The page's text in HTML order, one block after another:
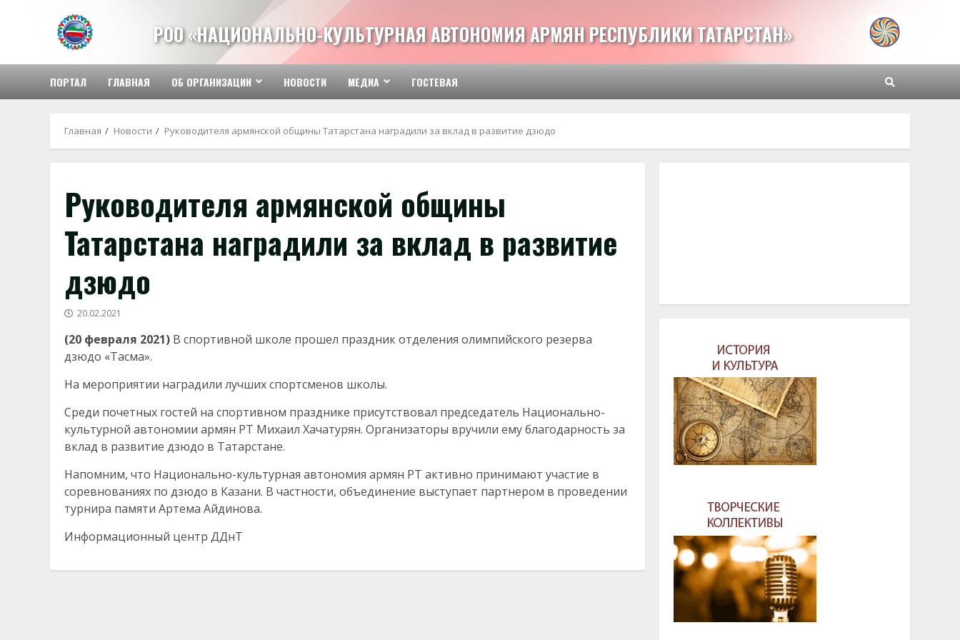
содержимому
РОО «НАЦИОНАЛЬНО-КУЛЬТУРНАЯ АВТОНОМИЯ АРМЯН РЕСПУБЛИКИ ТАТАРСТАН»
ПОРТАЛ ГЛАВНАЯ ОБ ОРГАНИЗАЦИИ НОВОСТИ МЕДИА ГОСТЕВАЯ
Главная Новости Руководителя армянской общины Татарстана наградили за вклад в развитие дзюдо
Руководителя армянской общины
Татарстана наградили за вклад в развитие
дзюдо
20.02.2021
(20 февраля 2021) В спортивной школе прошел праздник отделения олимпийского резерва
дзюдо «Тасма».
На мероприятии наградили лучших спортсменов школы.
Среди почетных гостей на спортивном празднике присутствовал председатель Национально-
культурной автономии армян РТ Михаил Хачатурян. Организаторы вручили ему благодарность за
вклад в развитие дзюдо в Татарстане.
Напомним, что Национально-культурная автономия армян РТ активно принимают участие в
соревнованиях по дзюдо в Казани. В частности, объединение выступает партнером в проведении
турнира памяти Артема Айдинова.
Информационный центр ДДнТ